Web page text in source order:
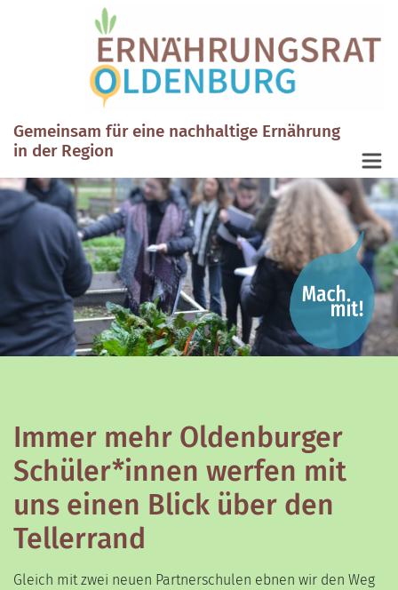
Gemeinsam für eine nachhaltige Ernährung
in der Region
Immer mehr Oldenburger
Schüler*innen werfen mit
uns einen Blick über den
Tellerrand
Gleich mit zwei neuen Partnerschulen ebnen wir den Weg